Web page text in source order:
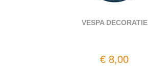
VESPA DECORATIE
€ 8,00